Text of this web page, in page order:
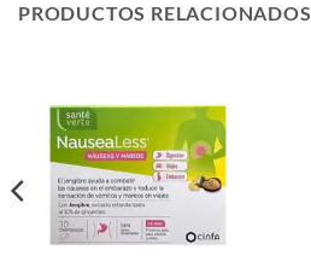
PRODUCTOS RELACIONADOS